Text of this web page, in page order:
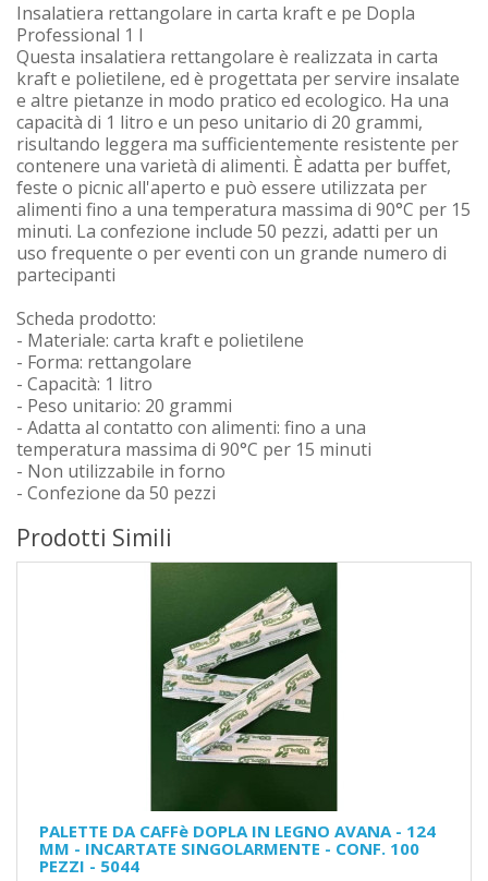
Insalatiera rettangolare in carta kraft e pe Dopla
Professional 1 l
Questa insalatiera rettangolare è realizzata in carta
kraft e polietilene, ed è progettata per servire insalate
e altre pietanze in modo pratico ed ecologico. Ha una
capacità di 1 litro e un peso unitario di 20 grammi,
risultando leggera ma sufficientemente resistente per
contenere una varietà di alimenti. È adatta per buffet,
feste o picnic all'aperto e può essere utilizzata per
alimenti fino a una temperatura massima di 90°C per 15
minuti. La confezione include 50 pezzi, adatti per un
uso frequente o per eventi con un grande numero di
partecipanti
Scheda prodotto:
- Materiale: carta kraft e polietilene
- Forma: rettangolare
- Capacità: 1 litro
- Peso unitario: 20 grammi
- Adatta al contatto con alimenti: fino a una
temperatura massima di 90°C per 15 minuti
- Non utilizzabile in forno
- Confezione da 50 pezzi
Prodotti Simili
PALETTE DA CAFFè DOPLA IN LEGNO AVANA - 124
MM - INCARTATE SINGOLARMENTE - CONF. 100
PEZZI - 5044